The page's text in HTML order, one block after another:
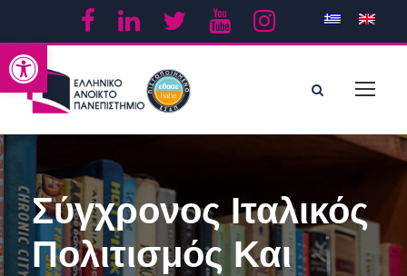
Ανοίξτε τη γραμμή εργαλείων
Σύγχρονος Ιταλικός
Πολιτισμός Και